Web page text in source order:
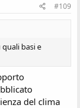
#109
quali basi e
del clima